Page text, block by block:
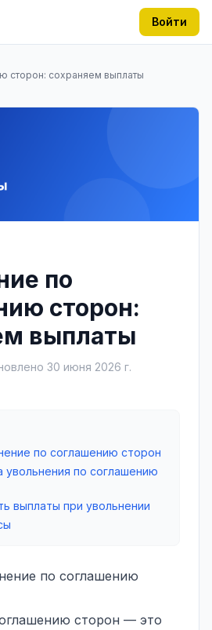
Войти
сторон: сохраняем выплаты
по
сторон:
выплаты
30 июня 2026 г.
по соглашению сторон
по соглашению
выплаты при увольнении
по соглашению
сторон — это